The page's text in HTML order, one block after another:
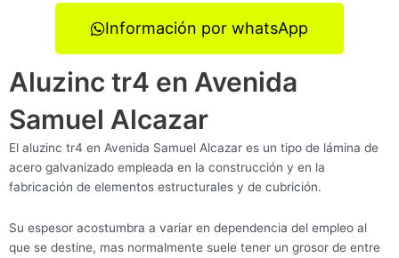
Información por whatsApp
Aluzinc tr4 en Avenida
Samuel Alcazar
El aluzinc tr4 en Avenida Samuel Alcazar es un tipo de lámina de
acero galvanizado empleada en la construcción y en la
fabricación de elementos estructurales y de cubrición.
Su espesor acostumbra a variar en dependencia del empleo al
que se destine, mas normalmente suele tener un grosor de entre